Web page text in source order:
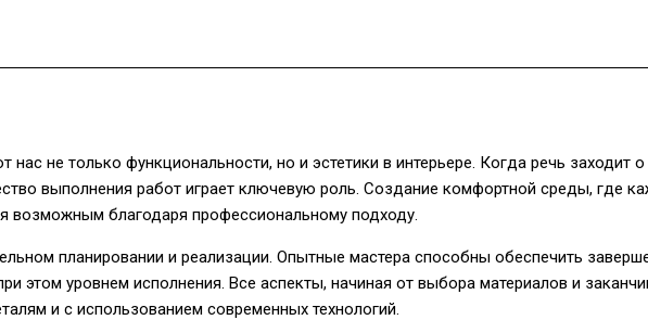
нас не только функциональности, но и эстетики в интерьере. Когда речь заходит о
выполнения работ играет ключевую роль. Создание комфортной среды, где
возможным благодаря профессиональному подходу.
планировании и реализации. Опытные мастера способны обеспечить
этом уровнем исполнения. Все аспекты, начиная от выбора материалов и
и с использованием современных технологий.